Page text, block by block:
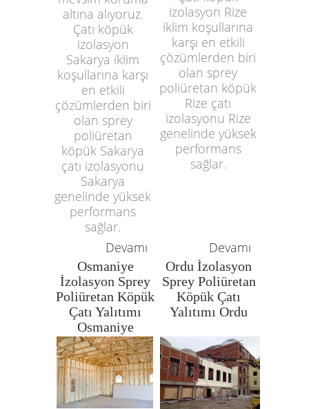
altına alıyoruz.
Çatı köpük
izolasyon
Sakarya iklim
koşullarına karşı
en etkili
çözümlerden biri
olan sprey
poliüretan
köpük Sakarya
çatı izolasyonu
Sakarya
genelinde yüksek
performans
sağlar.
izolasyon Rize
iklim koşullarına
karşı en etkili
çözümlerden biri
olan sprey
poliüretan köpük
Rize çatı
izolasyonu Rize
genelinde yüksek
performans
sağlar.
Devamı Devamı
Osmaniye
İzolasyon Sprey
Poliüretan Köpük
Çatı Yalıtımı
Osmaniye
Ordu İzolasyon
Sprey Poliüretan
Köpük Çatı
Yalıtımı Ordu